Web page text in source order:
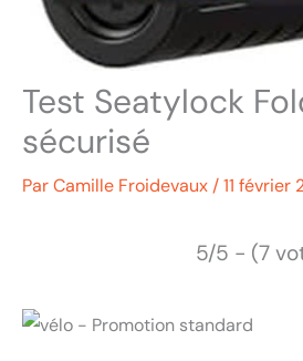
Test Seatylock
sécurisé
ParCamille Froidevaux /11 février
5/5 - (7